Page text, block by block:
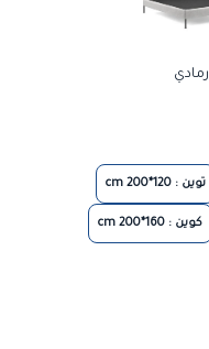
رمادي
توين : 120*200 cm
كوين : 160*200 cm